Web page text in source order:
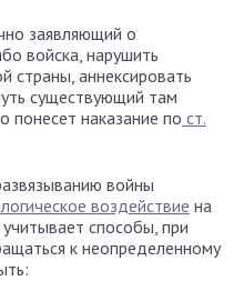
заявляющий о
войска, нарушить
страны, аннексировать
существующий там
понесет наказание по ст.
войны
воздействие на
учитывает способы, при
к неопределенному